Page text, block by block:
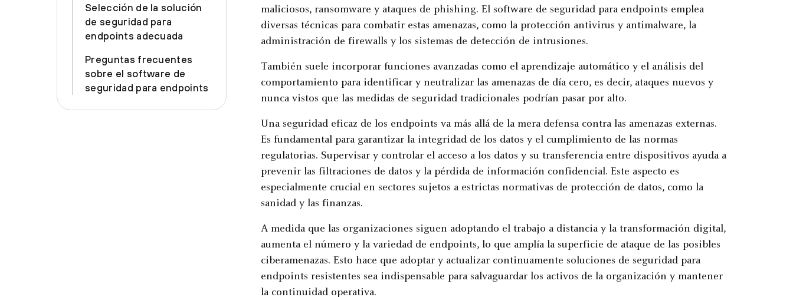
Selección de la solución
de seguridad para
endpoints adecuada
Preguntas frecuentes
sobre el software de
seguridad para endpoints
maliciosos, ransomware y ataques de phishing. El software de seguridad para endpoints emplea
diversas técnicas para combatir estas amenazas, como la protección antivirus y antimalware, la
administración de firewalls y los sistemas de detección de intrusiones.
También suele incorporar funciones avanzadas como el aprendizaje automático y el análisis del
comportamiento para identificar y neutralizar las amenazas de día cero, es decir, ataques nuevos y
nunca vistos que las medidas de seguridad tradicionales podrían pasar por alto.
Una seguridad eficaz de los endpoints va más allá de la mera defensa contra las amenazas externas.
Es fundamental para garantizar la integridad de los datos y el cumplimiento de las normas
regulatorias. Supervisar y controlar el acceso a los datos y su transferencia entre dispositivos ayuda a
prevenir las filtraciones de datos y la pérdida de información confidencial. Este aspecto es
especialmente crucial en sectores sujetos a estrictas normativas de protección de datos, como la
sanidad y las finanzas.
A medida que las organizaciones siguen adoptando el trabajo a distancia y la transformación digital,
aumenta el número y la variedad de endpoints, lo que amplía la superficie de ataque de las posibles
ciberamenazas. Esto hace que adoptar y actualizar continuamente soluciones de seguridad para
endpoints resistentes sea indispensable para salvaguardar los activos de la organización y mantener
la continuidad operativa.